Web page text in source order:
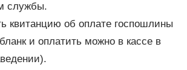
службы.
квитанцию об оплате госпошлины
и оплатить можно в кассе в